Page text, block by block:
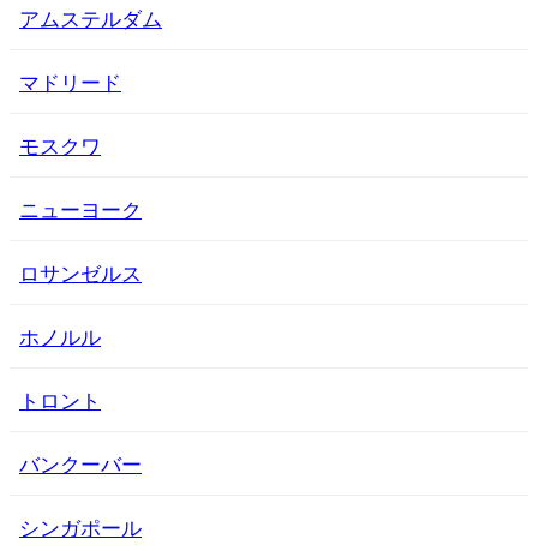
アムステルダム
マドリード
モスクワ
ニューヨーク
ロサンゼルス
ホノルル
トロント
バンクーバー
シンガポール